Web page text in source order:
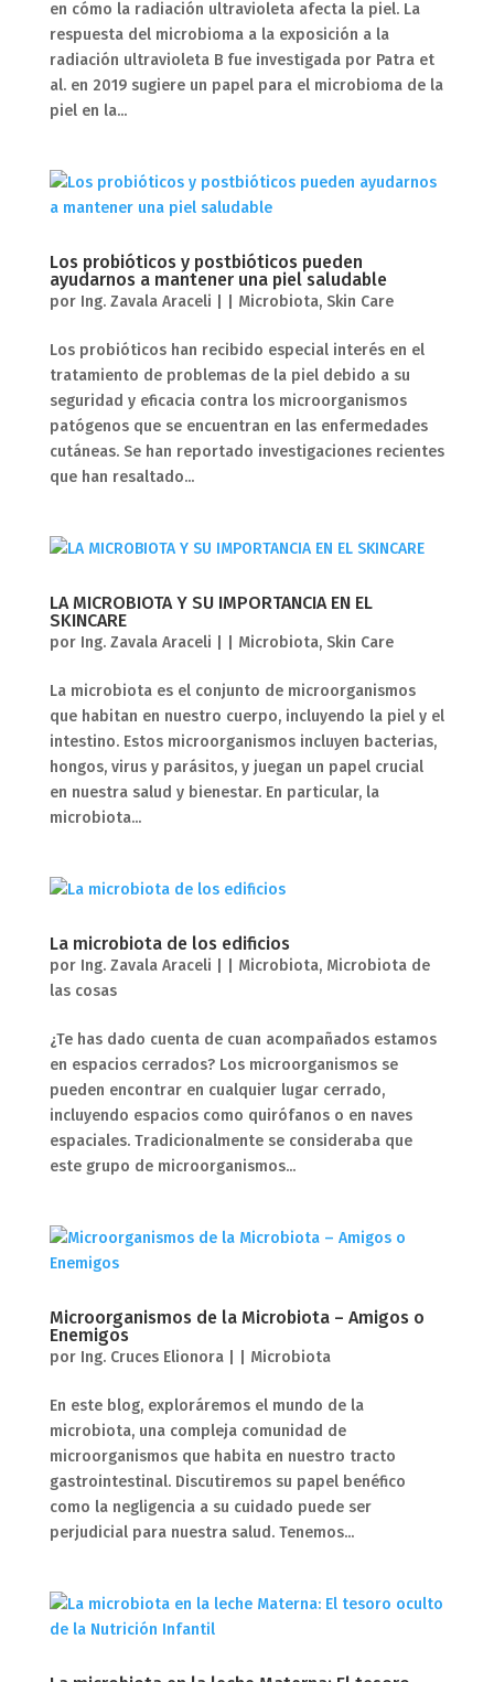
en cómo la radiación ultravioleta afecta la piel. La
respuesta del microbioma a la exposición a la
radiación ultravioleta B fue investigada por Patra et
al. en 2019 sugiere un papel para el microbioma de la
piel en la...
Los probióticos y postbióticos pueden
ayudarnos a mantener una piel saludable
por Ing. Zavala Araceli Microbiota, Skin Care
Los probióticos han recibido especial interés en el
tratamiento de problemas de la piel debido a su
seguridad y eficacia contra los microorganismos
patógenos que se encuentran en las enfermedades
cutáneas. Se han reportado investigaciones recientes
que han resaltado...
LA MICROBIOTA Y SU IMPORTANCIA EN EL
SKINCARE
por Ing. Zavala Araceli Microbiota, Skin Care
La microbiota es el conjunto de microorganismos
que habitan en nuestro cuerpo, incluyendo la piel y el
intestino. Estos microorganismos incluyen bacterias,
hongos, virus y parásitos, y juegan un papel crucial
en nuestra salud y bienestar. En particular, la
microbiota...
La microbiota de los edificios
por Ing. Zavala Araceli Microbiota, Microbiota de
las cosas
¿Te has dado cuenta de cuan acompañados estamos
en espacios cerrados? Los microorganismos se
pueden encontrar en cualquier lugar cerrado,
incluyendo espacios como quirófanos o en naves
espaciales. Tradicionalmente se consideraba que
este grupo de microorganismos...
Microorganismos de la Microbiota – Amigos o
Enemigos
por Ing. Cruces Elionora| Microbiota
En este blog, exploráremos el mundo de la
microbiota, una compleja comunidad de
microorganismos que habita en nuestro tracto
gastrointestinal. Discutiremos su papel benéfico
como la negligencia a su cuidado puede ser
perjudicial para nuestra salud. Tenemos...